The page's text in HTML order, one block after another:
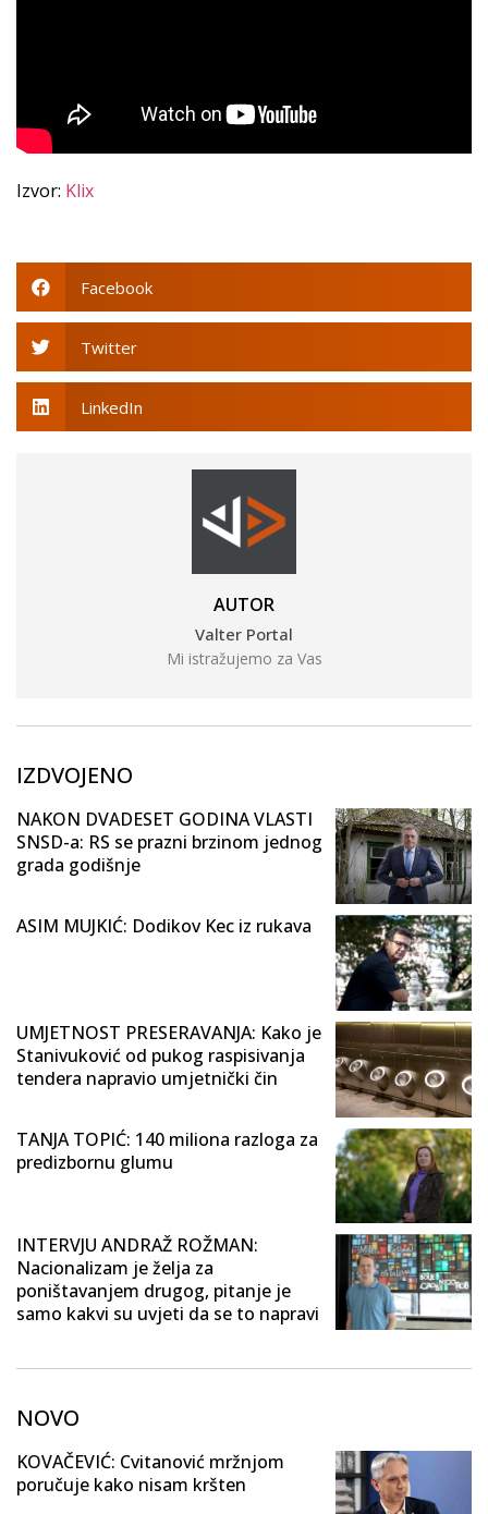
Izvor: Klix
Facebook
Twitter
LinkedIn
AUTOR
Valter Portal
Mi istražujemo za Vas
IZDVOJENO
NAKON DVADESET GODINA VLASTI
SNSD-a: RS se prazni brzinom jednog
grada godišnje
ASIM MUJKIĆ: Dodikov Kec iz rukava
UMJETNOST PRESERAVANJA: Kako je
Stanivuković od pukog raspisivanja
tendera napravio umjetnički čin
TANJA TOPIĆ: 140 miliona razloga za
predizbornu glumu
INTERVJU ANDRAŽ ROŽMAN:
Nacionalizam je želja za
poništavanjem drugog, pitanje je
samo kakvi su uvjeti da se to napravi
NOVO
KOVAČEVIĆ: Cvitanović mržnjom
poručuje kako nisam kršten